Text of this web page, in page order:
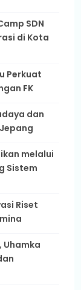
SDN
di Kota
Perkuat
FK
dan
melalui
Sistem
Riset
Uhamka